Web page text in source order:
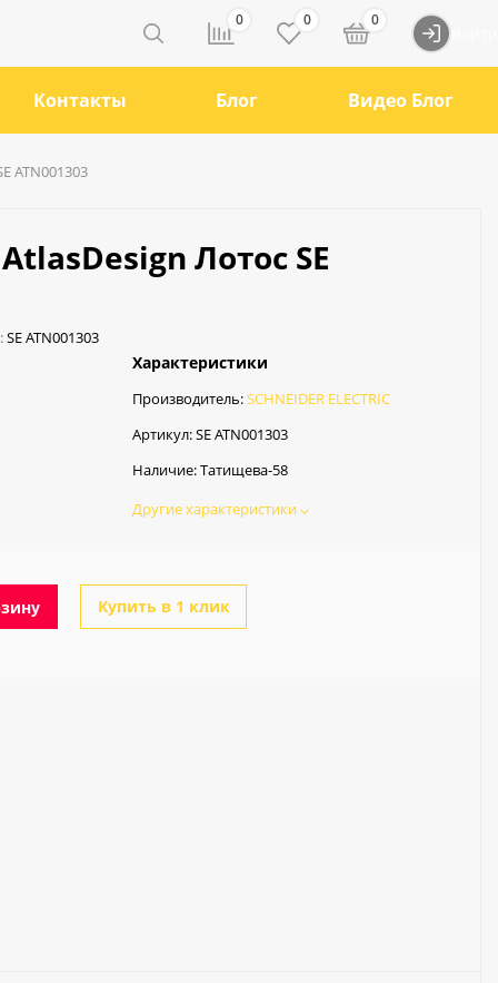
0 0 0
Контакты Блог Видео Блог
ATN001303
Лотос SE
SE ATN001303
Характеристики
Производитель:SCHNEIDER ELECTRIC
Артикул:SE ATN001303
Наличие:Татищева-58
Другие характеристики
Купить в 1 клик